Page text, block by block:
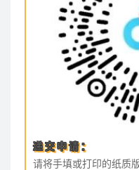
递交申请：
请将手填或打印的纸质